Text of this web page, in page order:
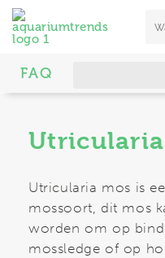
FAQ
Utricularia
Utricularia mos is
mossoort, dit mos
worden om op
mossledge of op